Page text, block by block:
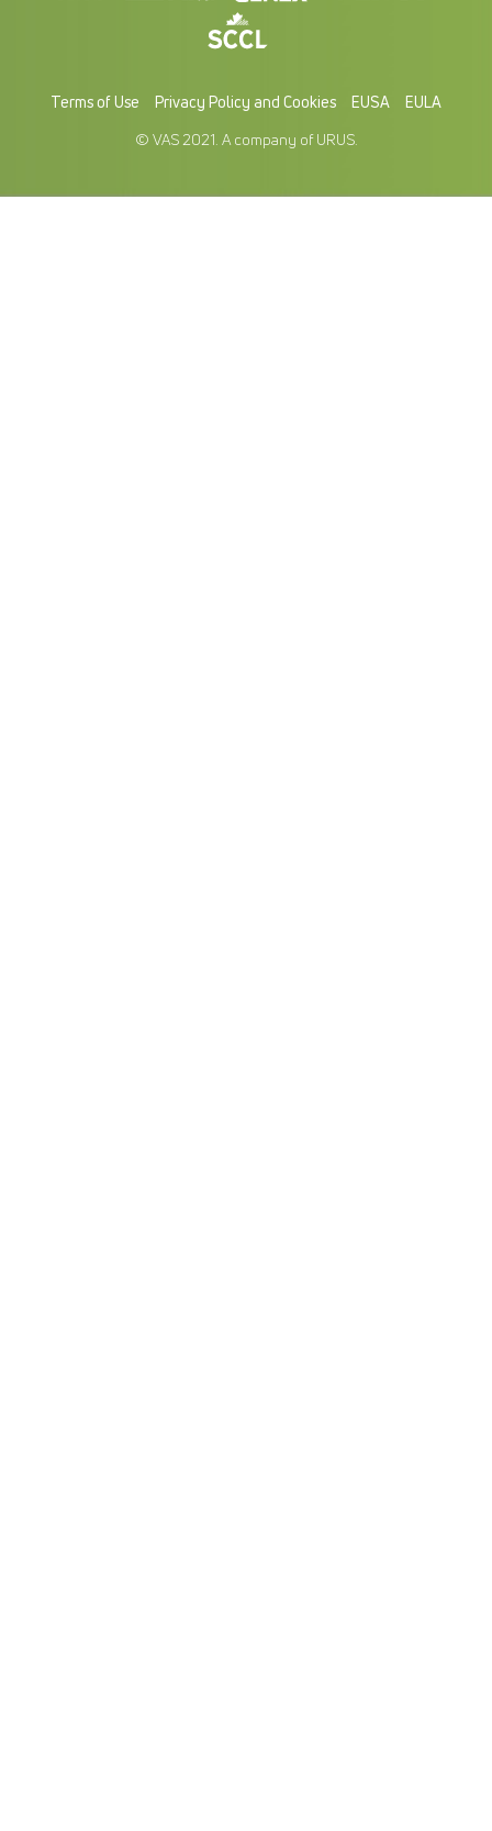
Terms of Use Privacy Policy and Cookies EUSA
EULA
© VAS 2021. A company of URUS.